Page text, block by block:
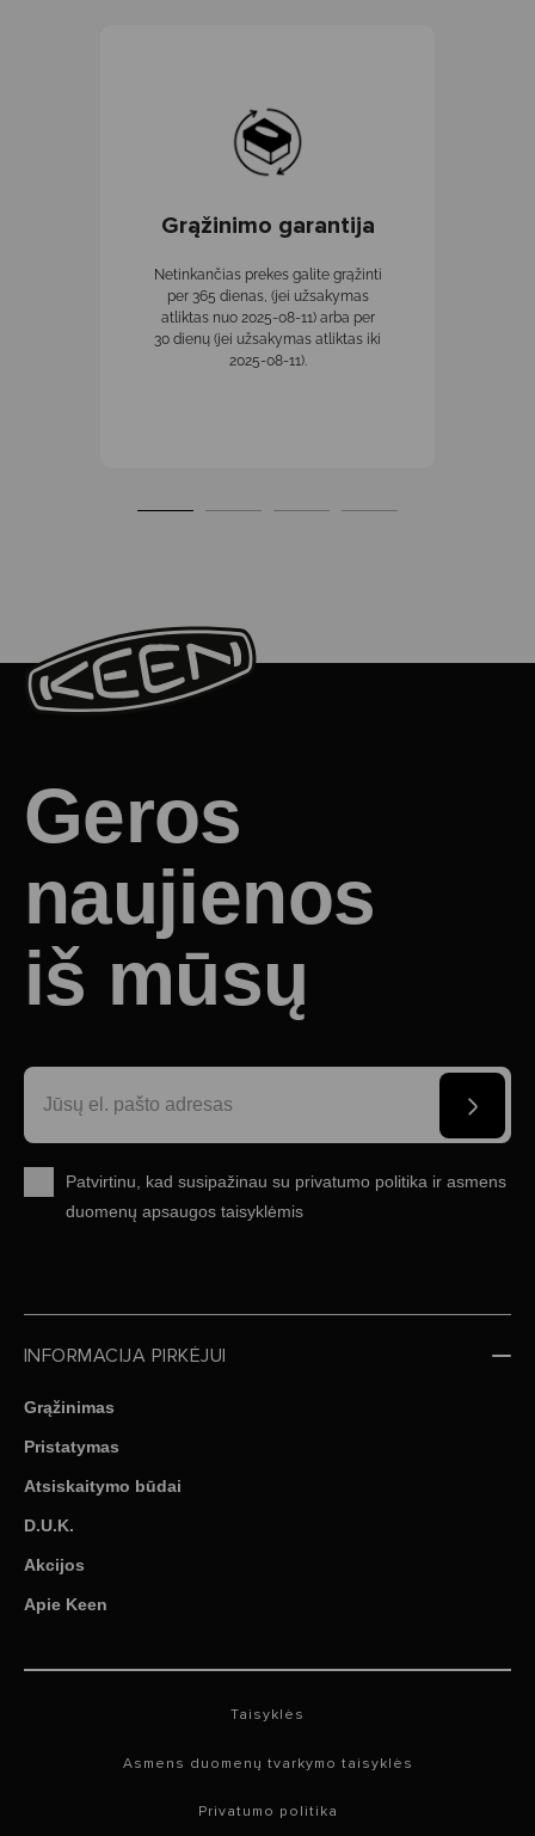
Grąžinimo garantija
Netinkančias prekes galite grąžinti
per 365 dienas, (jei užsakymas
atliktas nuo 2025-08-11) arba per
30 dienų (jei užsakymas atliktas iki
2025-08-11).
Geros
naujienos
iš mūsų
Patvirtinu, kad susipažinau su privatumo politika ir asmens
duomenų apsaugos taisyklėmis
INFORMACIJA PIRKĖJUI
Grąžinimas
Pristatymas
Atsiskaitymo būdai
D.U.K.
Akcijos
Apie Keen
Taisyklės
Asmens duomenų tvarkymo taisyklės
Privatumo politika